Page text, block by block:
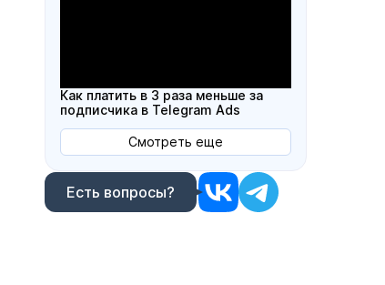
Как платить в 3 раза меньше за
подписчика в Telegram Ads
Смотреть еще
Есть вопросы?